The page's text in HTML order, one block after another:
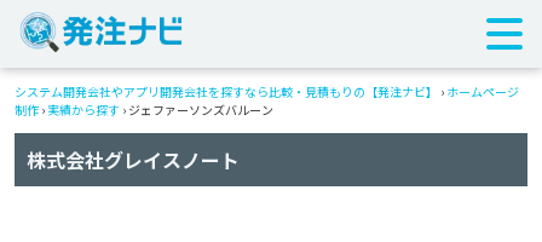
システム開発会社やアプリ開発会社を探すなら比較・見積もりの【発注ナビ】 › ホームページ
制作 › 実績から探す › ジェファーソンズバルーン
株式会社グレイスノート